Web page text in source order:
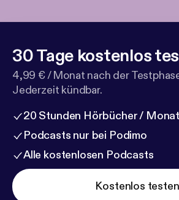
30 Tage kostenlos
4,99 € / Monat nach der
Jederzeit kündbar.
20 Stunden Hörbücher / Monat
Podcasts nur bei Podimo
Alle kostenlosen Podcasts
Kostenlos testen